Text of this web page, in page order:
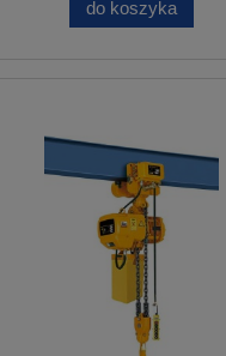
do koszyka